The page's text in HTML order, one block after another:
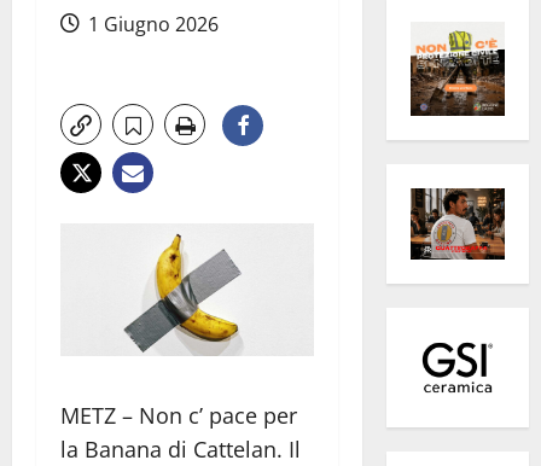
1 Giugno 2026
METZ – Non c’ pace per
la Banana di Cattelan. Il